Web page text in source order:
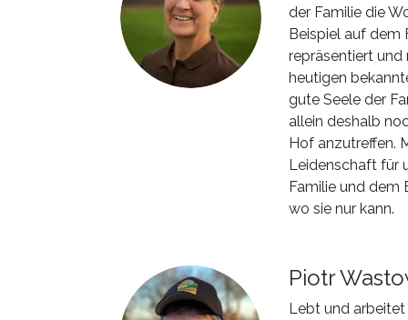
der Familie die
Beispiel auf dem
repräsentiert
heutigen
gute Seele der
allein deshalb
Hof anzutreffen.
Leidenschaft für
Familie und dem
wo sie nur kann.
Piotr
Lebt und